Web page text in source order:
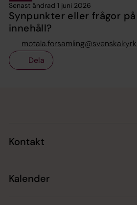
Senast ändrad 1 juni 2026
Synpunkter eller frågor
innehåll?
Dela
Kontakt
Kalender